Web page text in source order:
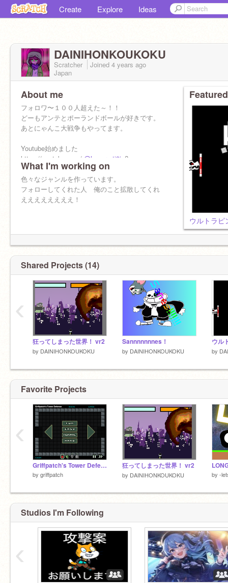
Create Explore Ideas
DAINIHONKOUKOKU
Scratcher Joined 4 years ago
Japan
About me
フォロワ〜１００人超えた～！！
どーもアンテとポーランドボールが好きです。
あとにゃんこ大戦争もやってます。
Youtube始めました
https://youtube.com/ @hyoura-ti9iq ?
feature=shared
What I'm working on
色々なジャンルを作っています。
フォローしてくれた人 俺のこと拡散してくれ
ええええええええ！
ウルトラピ
Shared Projects (14)
狂ってしまった世界！ vr2
by DAINIHONKOUKOKU
Sannnnnnnes！
by DAINIHONKOUKOKU
ウル
by
‹
Favorite Projects
Griffpatch's Tower Defence v1.0
by griffpatch
狂ってしまった世界！ vr2
by DAINIHONKOUKOKU by -
‹
Studios I'm Following
‹